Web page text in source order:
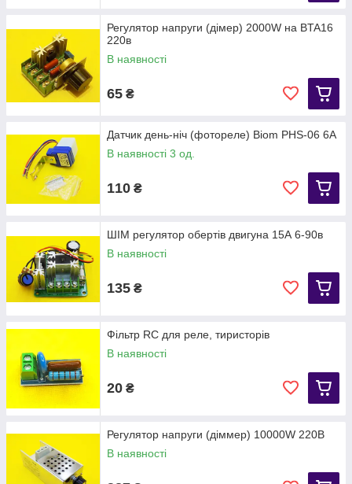
Регулятор напруги (дімер) 2000W на BTA16
220в
В наявності
65 ₴
Датчик день-ніч (фотореле) Biom PHS-06 6A
В наявності 3 од.
110 ₴
ШІМ регулятор обертів двигуна 15А 6-90в
В наявності
135 ₴
Фільтр RC для реле, тиристорів
В наявності
20 ₴
Регулятор напруги (діммер) 10000W 220В
В наявності